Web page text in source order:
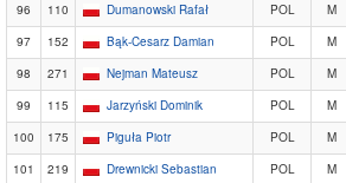
96
110 Dumanowski Rafał POL M
97
152 Bąk-Cesarz Damian POL M
98
271 Nejman Mateusz POL M
99
115 Jarzyński Dominik POL M
100
175 Piguła Piotr POL M
101
219 Drewnicki Sebastian POL M